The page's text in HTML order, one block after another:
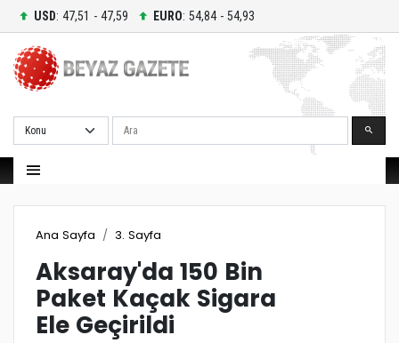
USD: 47,51 - 47,59 EURO: 54,84 - 54,93
Ara
Ana Sayfa 3. Sayfa
Aksaray'da 150 Bin
Paket Kaçak Sigara
Ele Geçirildi